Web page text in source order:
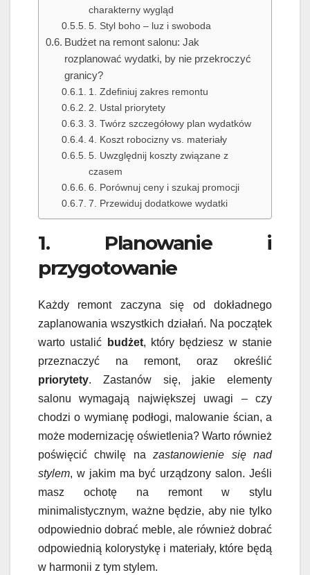
charakterny wygląd
5. Styl boho – luz i swoboda
Budżet na remont salonu: Jak
rozplanować wydatki, by nie przekroczyć
granicy?
1. Zdefiniuj zakres remontu
2. Ustal priorytety
3. Twórz szczegółowy plan wydatków
4. Koszt robocizny vs. materiały
5. Uwzględnij koszty związane z
czasem
6. Porównuj ceny i szukaj promocji
7. Przewiduj dodatkowe wydatki
1. Planowanie i
przygotowanie
Każdy remont zaczyna się od dokładnego
zaplanowania wszystkich działań. Na początek
warto ustalić
budżet, który będziesz w stanie
przeznaczyć na remont, oraz określić
priorytety. Zastanów się, jakie elementy
salonu wymagają największej uwagi – czy
chodzi o wymianę podłogi, malowanie ścian, a
może modernizację oświetlenia? Warto również
poświęcić chwilę nazastanowienie się nad
stylem, w jakim ma być urządzony salon. Jeśli
masz ochotę na remont w stylu
minimalistycznym, ważne będzie, aby nie tylko
odpowiednio dobrać meble, ale również dobrać
odpowiednią kolorystykę i materiały, które będą
w harmonii z tym stylem.